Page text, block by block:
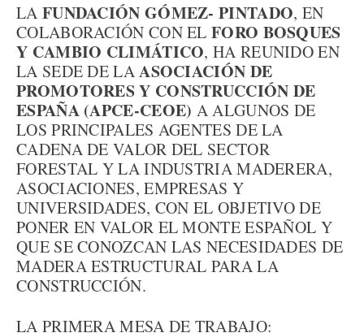
LA FUNDACIÓN GÓMEZ- PINTADO, EN
COLABORACIÓN CON ELFORO BOSQUES
Y CAMBIO CLIMÁTICO, HA REUNIDO EN
LA SEDE DE LAASOCIACIÓN DE
PROMOTORES Y CONSTRUCCIÓN DE
ESPAÑA (APCE-CEOE) A ALGUNOS DE
LOS PRINCIPALES AGENTES DE LA
CADENA DE VALOR DEL SECTOR
FORESTAL Y LA INDUSTRIA MADERERA,
ASOCIACIONES, EMPRESAS Y
UNIVERSIDADES, CON EL OBJETIVO DE
PONER EN VALOR EL MONTE ESPAÑOL Y
QUE SE CONOZCAN LAS NECESIDADES DE
MADERA ESTRUCTURAL PARA LA
CONSTRUCCIÓN.
LA PRIMERA MESA DE TRABAJO: